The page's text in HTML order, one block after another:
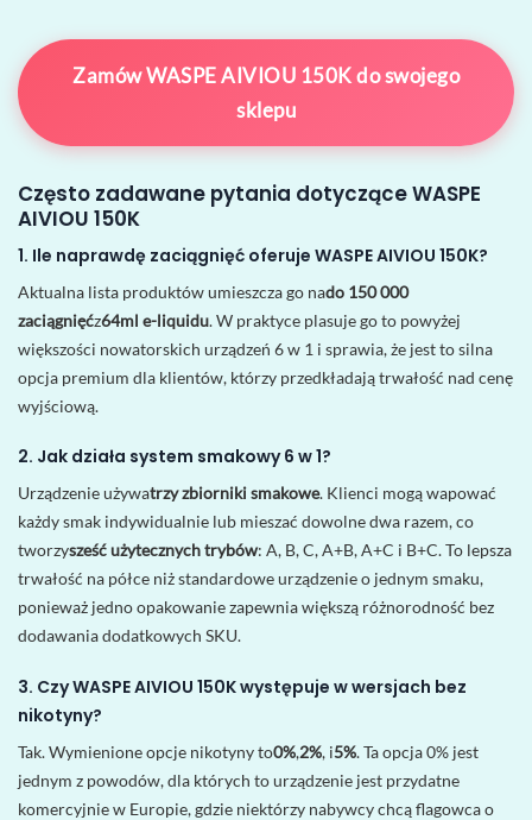
Zamów WASPE AIVIOU 150K do swojego
sklepu
Często zadawane pytania dotyczące WASPE
AIVIOU 150K
1. Ile naprawdę zaciągnięć oferuje WASPE AIVIOU 150K?
Aktualna lista produktów umieszcza go nado 150 000
zaciągnięćz64ml e-liquidu. W praktyce plasuje go to powyżej
większości nowatorskich urządzeń 6 w 1 i sprawia, że ​​jest to silna
opcja premium dla klientów, którzy przedkładają trwałość nad cenę
wyjściową.
2. Jak działa system smakowy 6 w 1?
Urządzenie używatrzy zbiorniki smakowe. Klienci mogą wapować
każdy smak indywidualnie lub mieszać dowolne dwa razem, co
tworzysześć użytecznych trybów: A, B, C, A+B, A+C i B+C. To lepsza
trwałość na półce niż standardowe urządzenie o jednym smaku,
ponieważ jedno opakowanie zapewnia większą różnorodność bez
dodawania dodatkowych SKU.
3. Czy WASPE AIVIOU 150K występuje w wersjach bez
nikotyny?
Tak. Wymienione opcje nikotyny to0%,2%, i5%. Ta opcja 0% jest
jednym z powodów, dla których to urządzenie jest przydatne
komercyjnie w Europie, gdzie niektórzy nabywcy chcą flagowca o